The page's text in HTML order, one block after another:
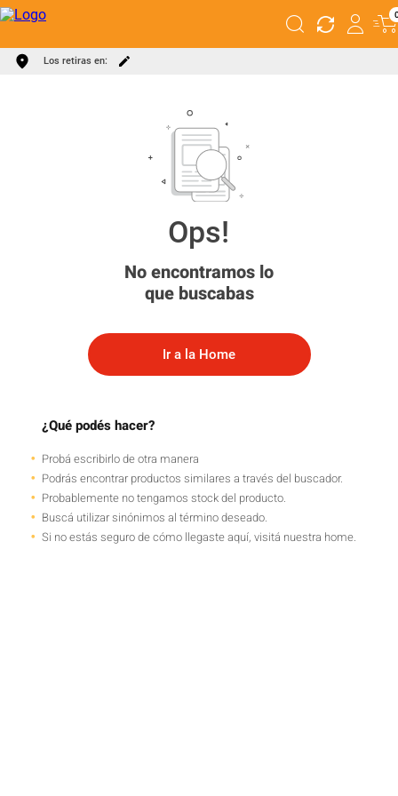
Los retiras en:
No encontramos lo
que buscabas
Ir a la Home
¿Qué podés hacer?
Probá escribirlo de otra manera
Podrás encontrar productos similares a través del buscador.
Probablemente no tengamos stock del producto.
Buscá utilizar sinónimos al término deseado.
Si no estás seguro de cómo llegaste aquí, visitá nuestra home.